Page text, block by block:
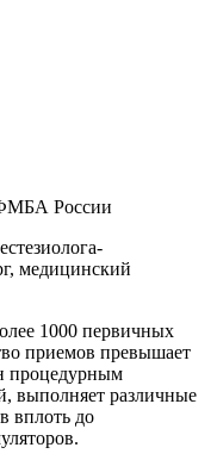
России
медицинский
1000 первичных
приемов превышает
процедурным
выполняет различные
вплоть до